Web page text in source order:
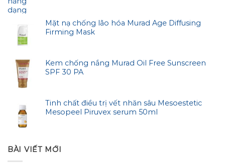
Mặt nạ chống lão hóa Murad Age Diffusing
Firming Mask
Kem chống nắng Murad Oil Free Sunscreen
SPF 30 PA
Tinh chất điều trị vết nhăn sâu Mesoestetic
Mesopeel Piruvex serum 50ml
BÀI VIẾT MỚI